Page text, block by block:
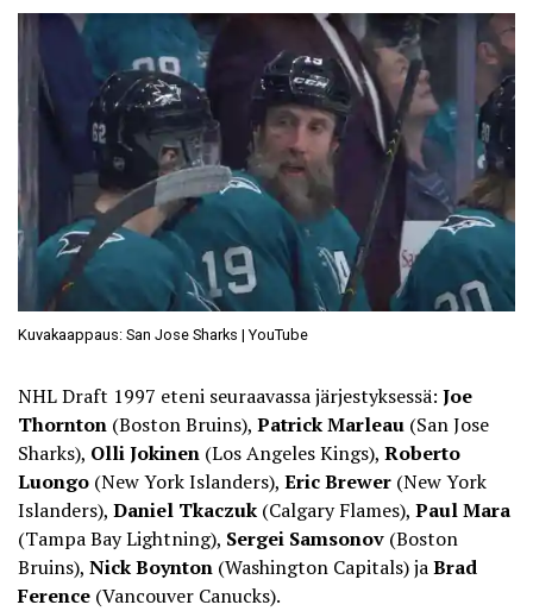
Kuvakaappaus: San Jose Sharks | YouTube
NHL Draft 1997 eteni seuraavassa järjestyksessä: Joe
Thornton (Boston Bruins), Patrick Marleau (San Jose
Sharks), Olli Jokinen (Los Angeles Kings), Roberto
Luongo (New York Islanders), Eric Brewer (New York
Islanders), Daniel Tkaczuk (Calgary Flames), Paul Mara
(Tampa Bay Lightning), Sergei Samsonov (Boston
Bruins), Nick Boynton (Washington Capitals) jaBrad
Ference (Vancouver Canucks).